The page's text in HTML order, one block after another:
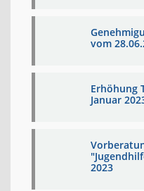
vom
Erhöhung
Januar
2023